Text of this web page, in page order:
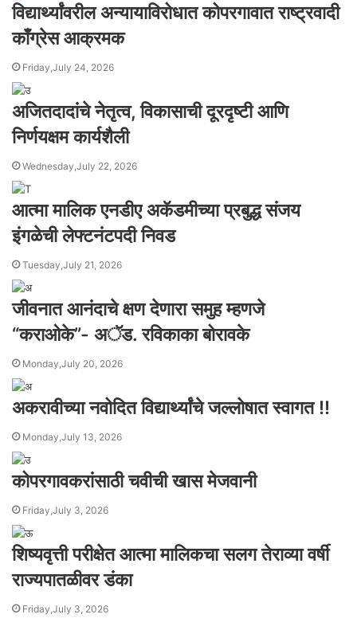
विद्यार्थ्यांवरील अन्यायाविरोधात कोपरगावात राष्ट्रवादी
काँग्रेस आक्रमक
Friday,July 24, 2026
अजितदादांचे नेतृत्व, विकासाची दूरदृष्टी आणि
निर्णयक्षम कार्यशैली
Wednesday,July 22, 2026
आत्मा मालिक एनडीए अकॅडमीच्या प्रबुद्ध संजय
इंगळेची लेफ्टनंटपदी निवड
Tuesday,July 21, 2026
जीवनात आनंदाचे क्षण देणारा समुह म्हणजे
“कराओके”- अॅड. रविकाका बोरावके
Monday,July 20, 2026
अकरावीच्या नवोदित विद्यार्थ्यांचे जल्लोषात स्वागत !!
Monday,July 13, 2026
कोपरगावकरांसाठी चवीची खास मेजवानी
Friday,July 3, 2026
शिष्यवृत्ती परीक्षेत आत्मा मालिकचा सलग तेराव्या वर्षी
राज्यपातळीवर डंका
Friday,July 3, 2026